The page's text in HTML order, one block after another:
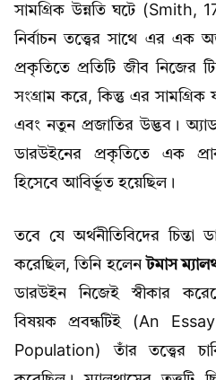
সামগ্রিক উন্নতি ঘটে (Smith,
নির্বাচন তত্ত্বের সাথে এর এক
প্রকৃতিতে প্রতিটি জীব নিজের
সংগ্রাম করে, কিন্তু এর
এবং নতুন প্রজাতির উদ্ভব।
ডারউইনের প্রকৃতিতে এক
হিসেবে আবির্ভূত হয়েছিল।
তবে যে অর্থনীতিবিদের চিন্তা
করেছিল, তিনি হলেনটমাস
ডারউইন নিজেই স্বীকার
বিষয়ক প্রবন্ধটিই (An
Population) তাঁর তত্ত্বের